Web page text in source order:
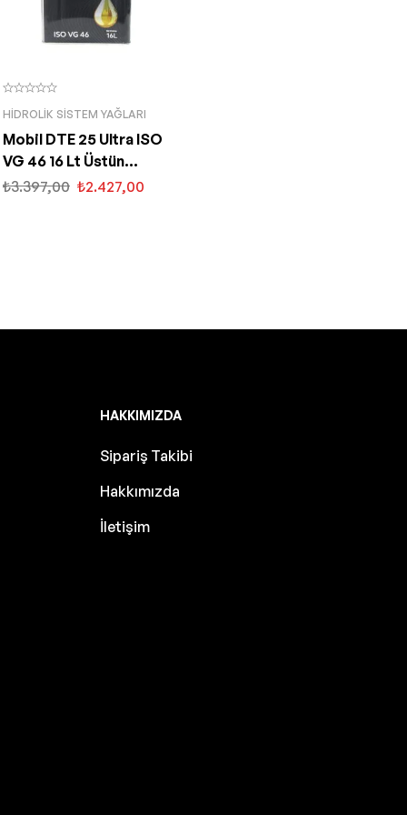
HIDROLIK SISTEM YAĞLARI
Mobil DTE 25 Ultra ISO
VG 46 16 Lt Üstün
Performanslı Hidrolik
₺3.397,00 ₺2.427,00
HAKKIMIZDA
Sipariş Takibi
Hakkımızda
İletişim